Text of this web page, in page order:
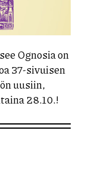
Ognosia on
37-sivuisen
uusiin,
28.10.!